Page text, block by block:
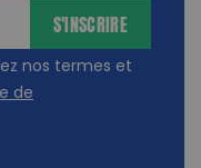
nos termes et
de
S'INSCRIRE